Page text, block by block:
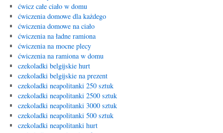
ćwicz całe ciało w domu
ćwiczenia domowe dla każdego
ćwiczenia domowe na ciało
ćwiczenia na ładne ramiona
ćwiczenia na mocne plecy
ćwiczenia na ramiona w domu
czekoladki belgijskie hurt
czekoladki belgijskie na prezent
czekoladki neapolitanki 250 sztuk
czekoladki neapolitanki 2500 sztuk
czekoladki neapolitanki 3000 sztuk
czekoladki neapolitanki 500 sztuk
czekoladki neapolitanki hurt